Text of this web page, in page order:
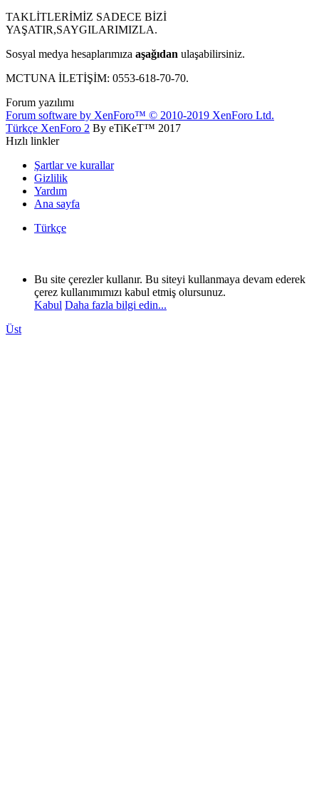
TAKLİTLERİMİZ SADECE BİZİ
YAŞATIR,SAYGILARIMIZLA.
Sosyal medya hesaplarımıza aşağıdan ulaşabilirsiniz.
MCTUNA İLETİŞİM: 0553-618-70-70.
Forum yazılımı
Forum software by XenForo™ © 2010-2019 XenForo Ltd.
Türkçe XenForo 2 By eTiKeT™ 2017
Hızlı linkler
Şartlar ve kurallar
Gizlilik
Yardım
Ana sayfa
Türkçe
Bu site çerezler kullanır. Bu siteyi kullanmaya devam ederek
çerez kullanımımızı kabul etmiş olursunuz.
Kabul Daha fazla bilgi edin...
Üst